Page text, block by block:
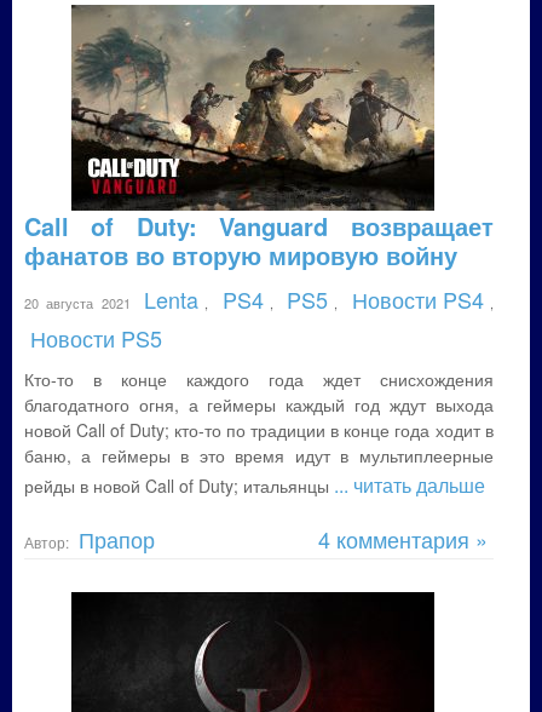
Call of Duty: Vanguard возвращает
фанатов во вторую мировую войну
20 августа 2021 Lenta PS4 PS5 Новости PS4
Новости PS5
Кто-то в конце каждого года ждет снисхождения
благодатного огня, а геймеры каждый год ждут выхода
новой Call of Duty; кто-то по традиции в конце года ходит в
баню, а геймеры в это время идут в мультиплеерные
рейды в новой Call of Duty; итальянцы ... читать дальше
Автор: Прапор 4 комментария »